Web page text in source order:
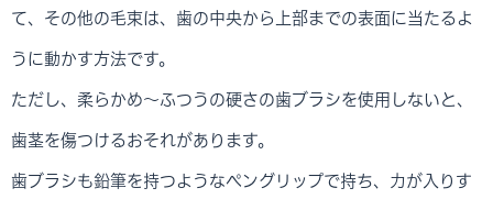
て、その他の毛束は、歯の中央から上部までの表面に当たるよ
うに動かす方法です。
ただし、柔らかめ～ふつうの硬さの歯ブラシを使用しないと、
歯茎を傷つけるおそれがあります。
歯ブラシも鉛筆を持つようなペングリップで持ち、力が入りす